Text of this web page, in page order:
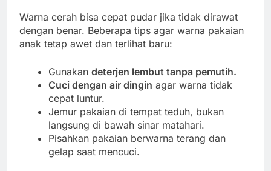
Warna cerah bisa cepat pudar jika tidak dirawat
dengan benar. Beberapa tips agar warna pakaian
anak tetap awet dan terlihat baru:
Gunakan deterjen lembut tanpa pemutih.
Cuci dengan air dingin agar warna tidak
cepat luntur.
Jemur pakaian di tempat teduh, bukan
langsung di bawah sinar matahari.
Pisahkan pakaian berwarna terang dan
gelap saat mencuci.